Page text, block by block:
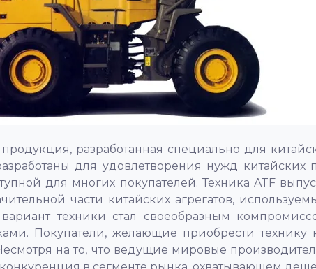
разработанная специально для
для удовлетворения нужд китайских
для многих покупателей. Техника ATF
части китайских агрегатов,
техники стал своеобразным
Покупатели, желающие приобрести технику
на то, что ведущие мировые